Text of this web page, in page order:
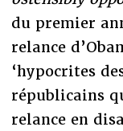
du premier
relance
‘hypocrites
républicains
relance en